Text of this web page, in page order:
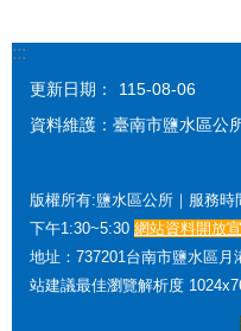
:::
更新日期：
115-08-06
資料維護：臺南市鹽水區公
版權所有:鹽水區公所｜服務
下午1:30~5:30 網站資料開放
地址：737201台南市鹽水區月
站建議最佳瀏覽解析度